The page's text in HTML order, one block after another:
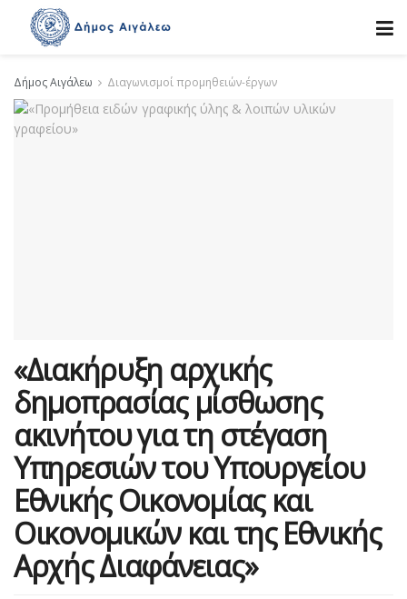
Δήμος Αιγάλεω Διαγωνισμοί προμηθειών-έργων
«Διακήρυξη αρχικής
δημοπρασίας μίσθωσης
ακινήτου για τη στέγαση
Υπηρεσιών του Υπουργείου
Εθνικής Οικονομίας και
Οικονομικών και της Εθνικής
Αρχής Διαφάνειας»